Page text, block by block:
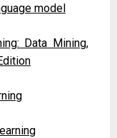
model
Data Mining,